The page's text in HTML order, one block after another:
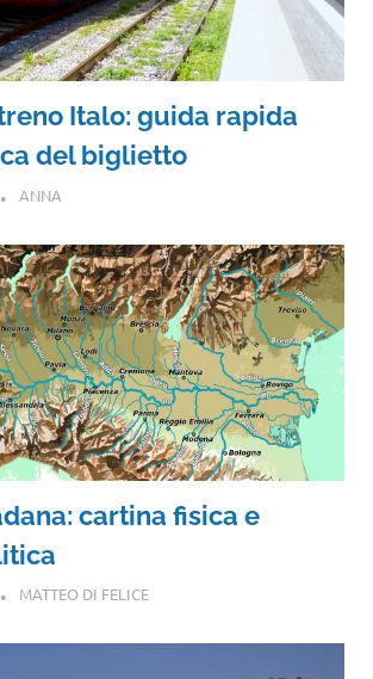
Italo: guida rapida
del biglietto
ANNA
cartina fisica e
MATTEO DI FELICE